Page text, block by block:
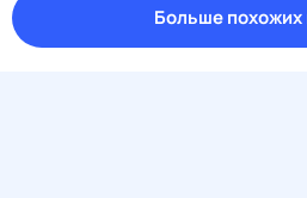
Больше похожих